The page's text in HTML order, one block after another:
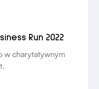
Run 2022
w charytatywnym